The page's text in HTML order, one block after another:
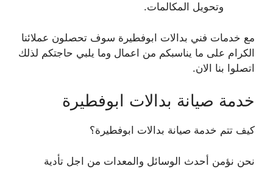
وتحويل المكالمات.
مع خدمات فني بدالات ابوفطيرة سوف تحصلون عملائنا
الكرام على ما يناسبكم من اعمال وما يلبي حاجتكم لذلك
اتصلوا بنا الان.
خدمة صيانة بدالات ابوفطيرة
كيف تتم خدمة صيانة بدالات ابوفطيرة؟
نحن نؤمن أحدث الوسائل والمعدات من اجل تأدية